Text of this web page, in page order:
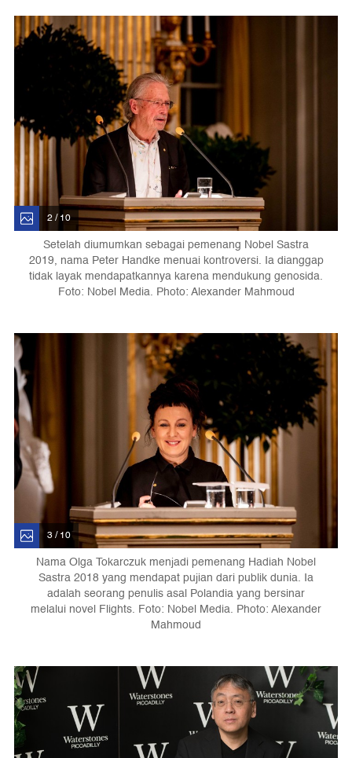
2 / 10
Setelah diumumkan sebagai pemenang Nobel Sastra
2019, nama Peter Handke menuai kontroversi. Ia dianggap
tidak layak mendapatkannya karena mendukung genosida.
Foto: Nobel Media. Photo: Alexander Mahmoud
3 / 10
Nama Olga Tokarczuk menjadi pemenang Hadiah Nobel
Sastra 2018 yang mendapat pujian dari publik dunia. Ia
adalah seorang penulis asal Polandia yang bersinar
melalui novel Flights. Foto: Nobel Media. Photo: Alexander
Mahmoud